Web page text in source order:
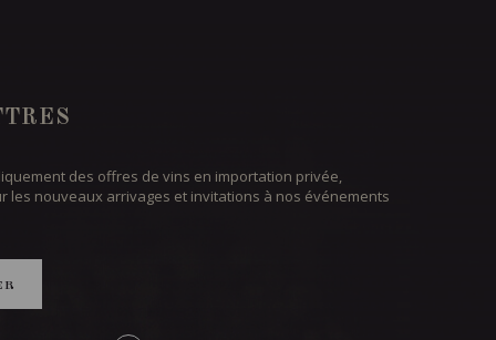
des offres de vins en importation privée,
les nouveaux arrivages et invitations à nos événements